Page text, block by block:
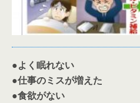
●よく眠れない
●仕事のミスが増えた
●食欲がない